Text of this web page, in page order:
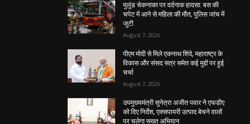
मुलुंड चेकनाका पर दर्दनाक हादसा: बस की
चपेट में आने से महिला की मौत, पुलिस जांच में
जुटी
August 7, 2026
पीएम मोदी से मिले एकनाथ शिंदे, महाराष्ट्र के
विकास और संसद सत्र समेत कई मुद्दों पर हुई
चर्चा
August 7, 2026
उपमुख्यमंत्री सुनेत्रा अजीत पवार ने एफडीए
को दिए निर्देश, एक्सपायरी उत्पाद बेचने वालों
पर चलेगा सख्त अभियान